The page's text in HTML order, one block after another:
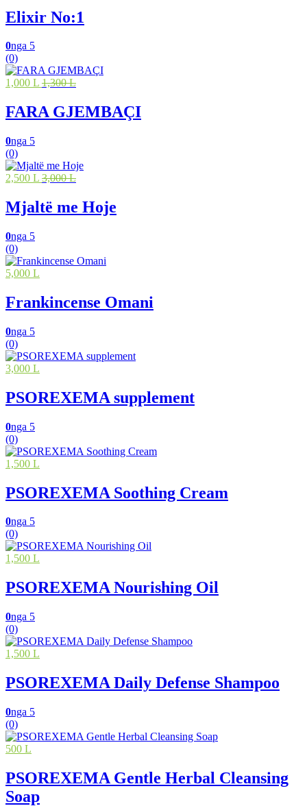
Elixir No:1
0nga 5
(0)
1,000 L 1,300 L
FARA GJEMBAÇI
0nga 5
(0)
2,500 L 3,000 L
Mjaltë me Hoje
0nga 5
(0)
5,000 L
Frankincense Omani
0nga 5
(0)
3,000 L
PSOREXEMA supplement
0nga 5
(0)
1,500 L
PSOREXEMA Soothing Cream
0nga 5
(0)
1,500 L
PSOREXEMA Nourishing Oil
0nga 5
(0)
1,500 L
PSOREXEMA Daily Defense Shampoo
0nga 5
(0)
500 L
PSOREXEMA Gentle Herbal Cleansing
Soap